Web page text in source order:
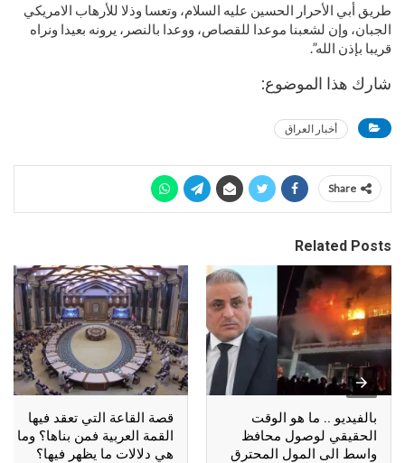
طريق أبي الأحرار الحسين عليه السلام، وتعسا وذلا للأرهاب الامريكي
الجبان، وإن لشعبنا موعدا للقصاص، ووعدا بالنصر، يرونه بعيدا ونراه
قريبا بإذن الله”.
شارك هذا الموضوع:
أخبار العراق
Share
Related Posts
بالفيديو .. ما هو الوقت
الحقيقي لوصول محافظ
واسط الى المول المحترق
قصة القاعة التي تعقد فيها
القمة العربية فمن بناها؟ وما
هي دلالات ما يظهر فيها؟